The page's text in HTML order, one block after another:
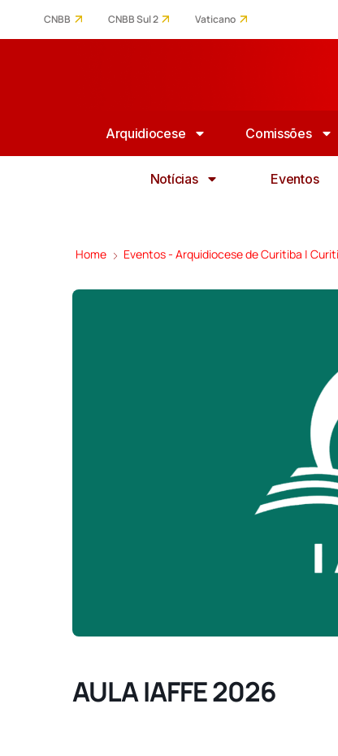
CNBB CNBB Sul 2 Vaticano
Arquidiocese Comissões
Notícias Eventos
Home Eventos - Arquidiocese de Curitiba |
AULA IAFFE 2026